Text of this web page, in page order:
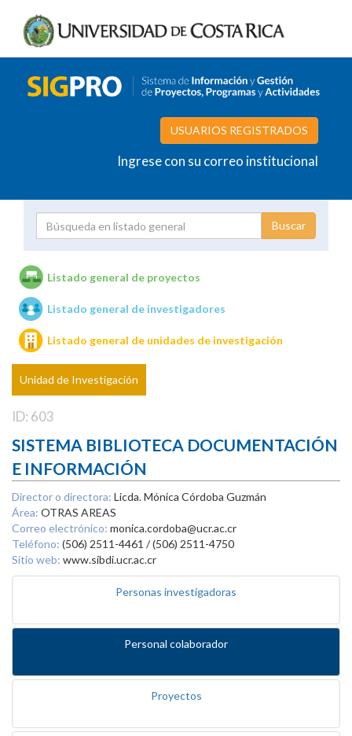
USUARIOS REGISTRADOS
Ingrese con su correo institucional
Unidades de investigación
Listado general de proyectos
Listado general de investigadores
Listado general de unidades de investigación
Unidad de Investigación
ID: 603
SISTEMA BIBLIOTECA DOCUMENTACIÓN
E INFORMACIÓN
Director o directora: Licda. Mónica Córdoba Guzmán
Área: OTRAS AREAS
Correo electrónico: monica.cordoba@ucr.ac.cr
Teléfono: (506) 2511-4461 / (506) 2511-4750
Sitio web: www.sibdi.ucr.ac.cr
Personas investigadoras
Personal colaborador
Proyectos